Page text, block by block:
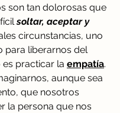
son tan dolorosas que
soltar, aceptar y
circunstancias, uno
para liberarnos del
es practicar la empatía.
aunque sea
que nosotros
la persona que nos